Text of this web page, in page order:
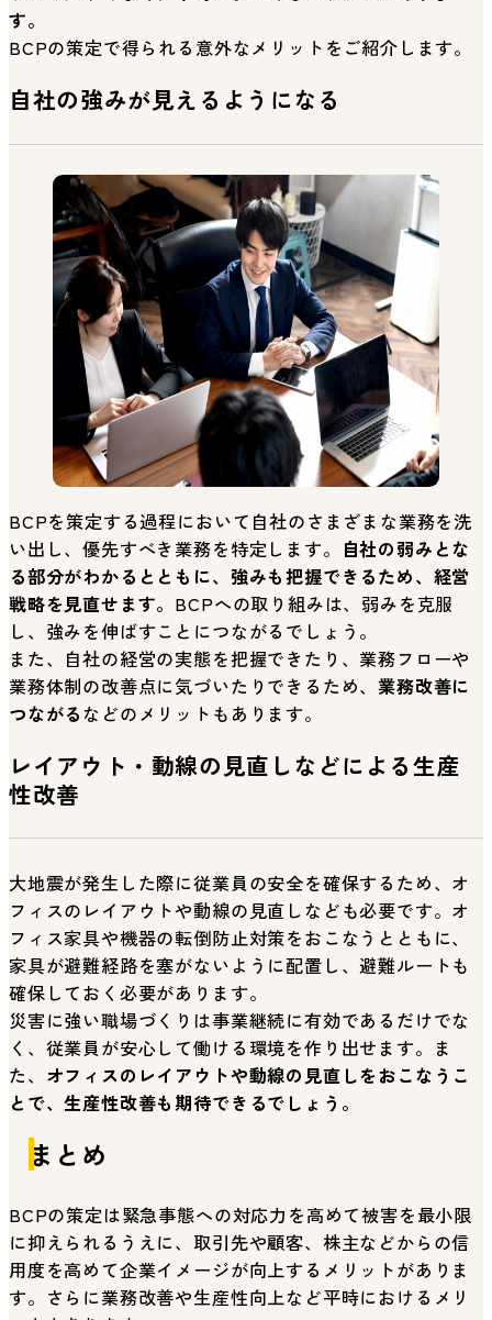
す。
BCPの策定で得られる意外なメリットをご紹介します。
自社の強みが見えるようになる
BCPを策定する過程において自社のさまざまな業務を洗
い出し、優先すべき業務を特定します。 自社の弱みとな
る部分がわかるとともに、強みも把握できるため、経営
戦略を見直せます。 BCPへの取り組みは、弱みを克服
し、強みを伸ばすことにつながるでしょう。
また、自社の経営の実態を把握できたり、業務フローや
業務体制の改善点に気づいたりできるため、業務改善に
つながるなどのメリットもあります。
レイアウト・動線の見直しなどによる生産
性改善
大地震が発生した際に従業員の安全を確保するため、オ
フィスのレイアウトや動線の見直しなども必要です。オ
フィス家具や機器の転倒防止対策をおこなうとともに、
家具が避難経路を塞がないように配置し、避難ルートも
確保しておく必要があります。
災害に強い職場づくりは事業継続に有効であるだけでな
く、従業員が安心して働ける環境を作り出せます。ま
た、 オフィスのレイアウトや動線の見直しをおこなうこ
とで、生産性改善も期待できるでしょう。
まとめ
BCPの策定は緊急事態への対応力を高めて被害を最小限
に抑えられるうえに、取引先や顧客、株主などからの信
用度を高めて企業イメージが向上するメリットがありま
す。さらに業務改善や生産性向上など平時におけるメリ